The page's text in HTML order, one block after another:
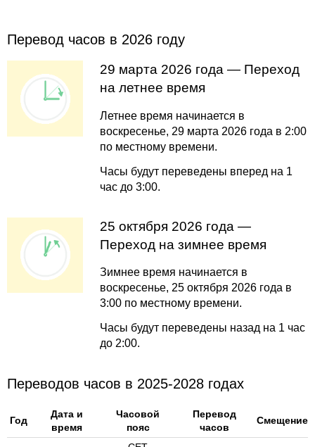
Перевод часов в 2026 году
29 марта 2026 года — Переход
на летнее время
Летнее время начинается в
воскресенье, 29 марта 2026 года в 2:00
по местному времени.
Часы будут переведены вперед на 1
час до 3:00.
25 октября 2026 года —
Переход на зимнее время
Зимнее время начинается в
воскресенье, 25 октября 2026 года в
3:00 по местному времени.
Часы будут переведены назад на 1 час
до 2:00.
Переводов часов в 2025-2028 годах
Год
Дата и
время
Часовой
пояс
Перевод
часов
Смещение